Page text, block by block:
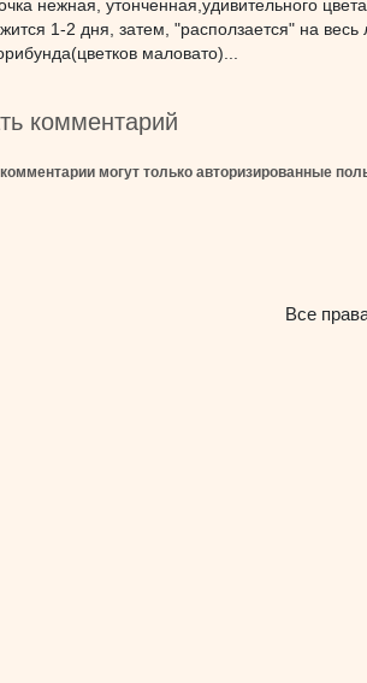
нежная, утонченная,удивительного
1-2 дня, затем, "расползается" на
маловато)...
комментарий
могут только авторизированные
Все